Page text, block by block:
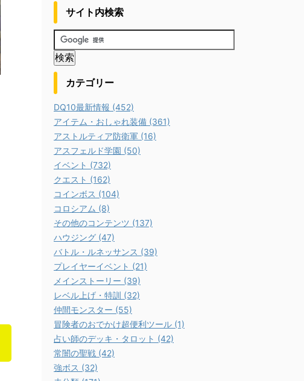
サイト内検索
カテゴリー
DQ10最新情報 (452)
アイテム・おしゃれ装備 (361)
アストルティア防衛軍 (16)
アスフェルド学園 (50)
イベント (732)
クエスト (162)
コインボス (104)
コロシアム (8)
その他のコンテンツ (137)
ハウジング (47)
バトル・ルネッサンス (39)
プレイヤーイベント (21)
メインストーリー (39)
レベル上げ・特訓 (32)
仲間モンスター (55)
冒険者のおでかけ超便利ツール (1)
占い師のデッキ・タロット (42)
常闇の聖戦 (42)
強ボス (32)